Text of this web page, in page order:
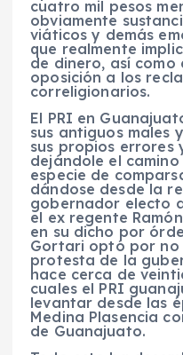
cuatro mil pesos
obviamente
viáticos y demás
que realmente
de dinero, así
oposición a los
correligionarios.
El PRI en
sus antiguos males
sus propios
dejándole el
especie de
dándose desde la
gobernador electo
el ex regente
en su dicho por
Gortari optó por
protesta de la
hace cerca de
cuales el PRI
levantar desde las
Medina Plasencia
de Guanajuato.